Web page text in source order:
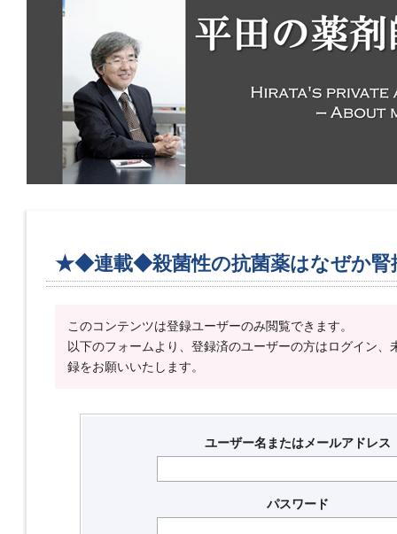
★◆連載◆殺菌性の抗菌薬はなぜか
このコンテンツは登録ユーザーのみ閲覧できます。
以下のフォームより、登録済のユーザーの方はログイン、
録をお願いいたします。
ユーザー名またはメールアドレス
パスワード